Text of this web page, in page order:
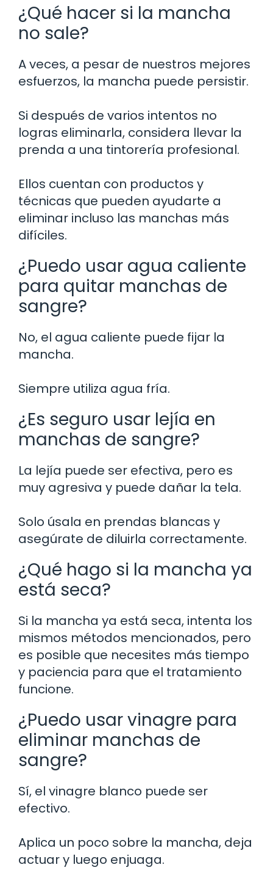
¿Qué hacer si la mancha
no sale?
A veces, a pesar de nuestros mejores
esfuerzos, la mancha puede persistir.
Si después de varios intentos no
logras eliminarla, considera llevar la
prenda a una tintorería profesional.
Ellos cuentan con productos y
técnicas que pueden ayudarte a
eliminar incluso las manchas más
difíciles.
¿Puedo usar agua caliente
para quitar manchas de
sangre?
No, el agua caliente puede fijar la
mancha.
Siempre utiliza agua fría.
¿Es seguro usar lejía en
manchas de sangre?
La lejía puede ser efectiva, pero es
muy agresiva y puede dañar la tela.
Solo úsala en prendas blancas y
asegúrate de diluirla correctamente.
¿Qué hago si la mancha ya
está seca?
Si la mancha ya está seca, intenta los
mismos métodos mencionados, pero
es posible que necesites más tiempo
y paciencia para que el tratamiento
funcione.
¿Puedo usar vinagre para
eliminar manchas de
sangre?
Sí, el vinagre blanco puede ser
efectivo.
Aplica un poco sobre la mancha, deja
actuar y luego enjuaga.